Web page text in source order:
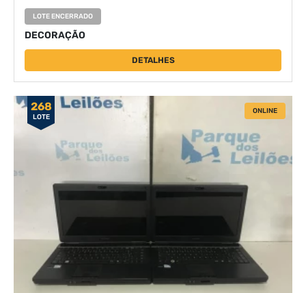
LOTE ENCERRADO
DECORAÇÃO
DETALHES
268
LOTE
ONLINE